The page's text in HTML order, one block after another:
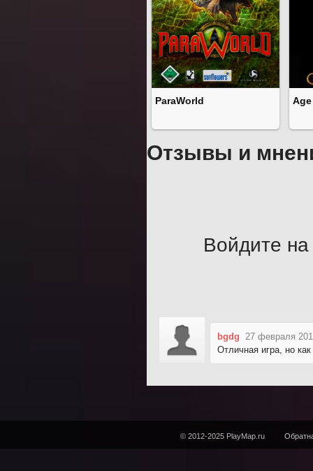
ParaWorld
Отзывы и
Войдите на
bgdg
27 февраля
Отличная игра, но
© 2012-2025 PlayMap.ru